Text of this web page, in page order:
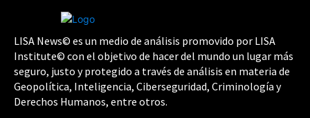
LISA News© es un medio de análisis promovido por LISA
Institute© con el objetivo de hacer del mundo un lugar más
seguro, justo y protegido a través de análisis en materia de
Geopolítica, Inteligencia, Ciberseguridad, Criminología y
Derechos Humanos, entre otros.